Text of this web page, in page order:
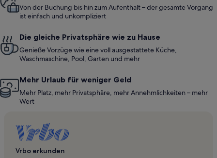
Von der Buchung bis hin zum Aufenthalt – der gesamte Vorgang
ist einfach und unkompliziert
Die gleiche Privatsphäre wie zu Hause
Genieße Vorzüge wie eine voll ausgestattete Küche,
Waschmaschine, Pool, Garten und mehr
Mehr Urlaub für weniger Geld
Mehr Platz, mehr Privatsphäre, mehr Annehmlichkeiten – mehr
Wert
Vrbo erkunden